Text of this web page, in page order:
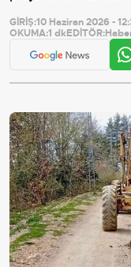
GİRİŞ:10 Haziran 2026 -
OKUMA:1 dkEDİTÖR: